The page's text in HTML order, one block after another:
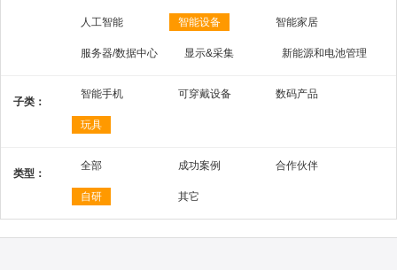
人工智能 智能设备 智能家居
服务器/数据中心 显示&采集 新能源和电池管理
子类：
智能手机 可穿戴设备 数码产品
玩具
类型：
全部 成功案例 合作伙伴
自研 其它